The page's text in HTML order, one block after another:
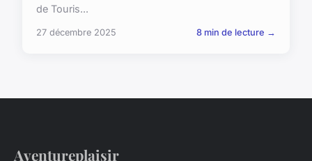
de Touris...
27 décembre 2025 8 min de lecture →
Aventureplaisir